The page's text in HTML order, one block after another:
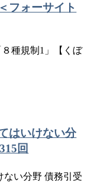
フォーサイト
８種規制1」【くぼ
はいけない分
回
ない分野 債務引受